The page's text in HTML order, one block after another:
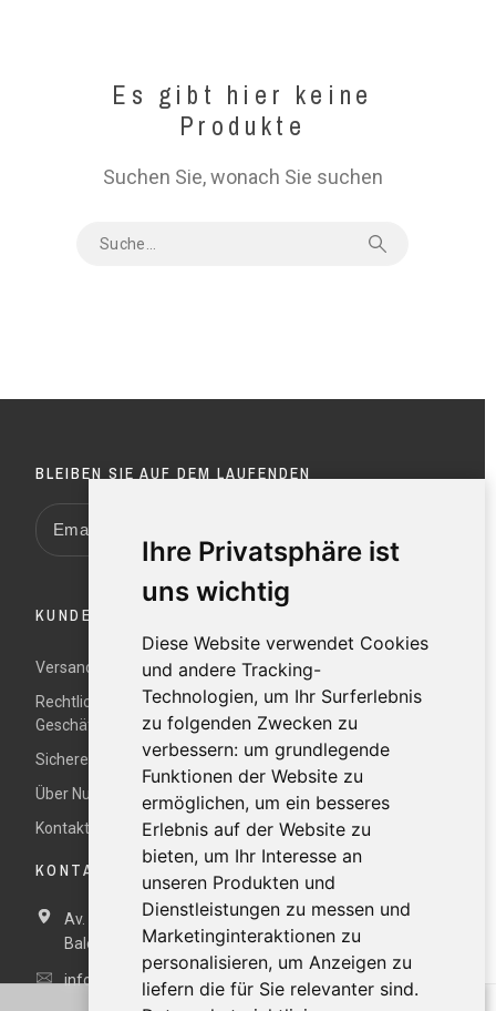
Ihre Privatsphäre ist
uns wichtig
Diese Website verwendet Cookies
und andere Tracking-
Technologien, um Ihr Surferlebnis
zu folgenden Zwecken zu
verbessern: um grundlegende
Funktionen der Website zu
ermöglichen, um ein besseres
Erlebnis auf der Website zu
bieten, um Ihr Interesse an
unseren Produkten und
Dienstleistungen zu messen und
Marketinginteraktionen zu
personalisieren, um Anzeigen zu
liefern die für Sie relevanter sind.
Es gibt hier keine
Produkte
Suchen Sie, wonach Sie suchen
BLEIBEN SIE AUF DEM LAUFENDEN
KUNDENDIENST
Versand und Rücksendungen
Rechtliche Hinweise und Allgemeine
Geschäftsbedingungen
Sichere Zahlung
Über Nur
Kontaktieren Sie uns
KONTAKTDATEN
Av. Miramar, 3, 07871 Es Pujols, Formentera,Illes
Balears, España
info@nurformentera.com